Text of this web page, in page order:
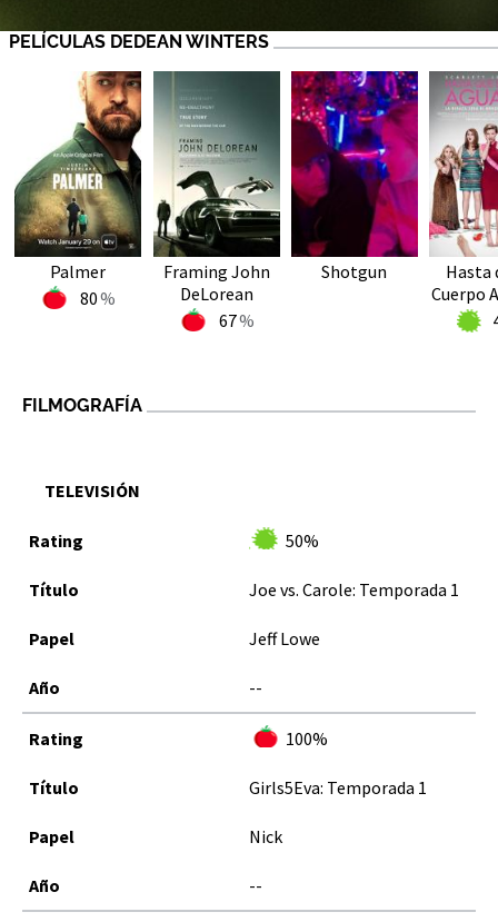
PELÍCULAS DEDEAN WINTERS
Palmer
80
Framing John
DeLorean
67
Shotgun
Hasta
Cuerpo
FILMOGRAFÍA
TELEVISIÓN
50%
Joe vs. Carole: Temporada 1
Jeff Lowe
--
100%
Girls5Eva: Temporada 1
Nick
--